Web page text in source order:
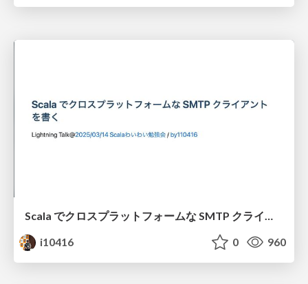
Scala でクロスプラットフォームな SMTP クライアントを書く
i10416
0 960